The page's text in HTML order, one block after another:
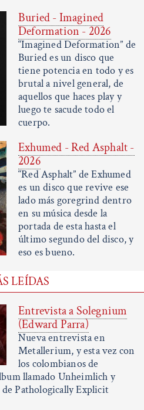
Buried - Imagined
Deformation - 2026
“Imagined Deformation” de
Buried es un disco que
tiene potencia en todo y es
brutal a nivel general, de
aquellos que haces play y
luego te sacude todo el
cuerpo.
Exhumed - Red Asphalt -
2026
“Red Asphalt” de Exhumed
es un disco que revive ese
lado más goregrind dentro
en su música desde la
portada de esta hasta el
último segundo del disco, y
eso es bueno.
LEÍDAS
Entrevista a Solegnium
(Edward Parra)
Nueva entrevista en
Metallerium, y esta vez con
los colombianos de
llamado Unheimlich y
Pathologically Explicit